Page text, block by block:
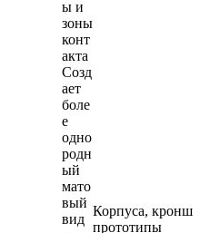
ы и
зоны
конт
акта
Созд
ает
боле
е
одно
родн
ый
мато
вый
вид
Корпуса,
прототипы